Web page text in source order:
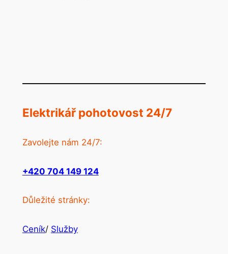
Elektrikář pohotovost 24/7
Zavolejte nám 24/7:
+420 704 149 124
Důležité stránky:
Ceník/ Služby